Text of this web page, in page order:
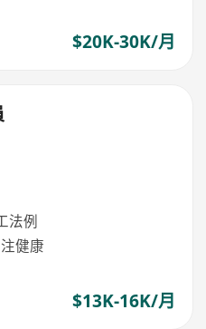
$20K-30K/月
法例
健康
$13K-16K/月